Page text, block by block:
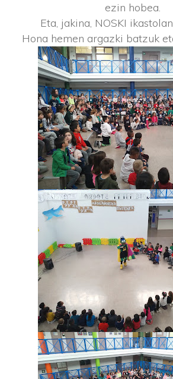
ezin hobea.
Eta, jakina, NOSKI
Hona hemen argazki batzuk